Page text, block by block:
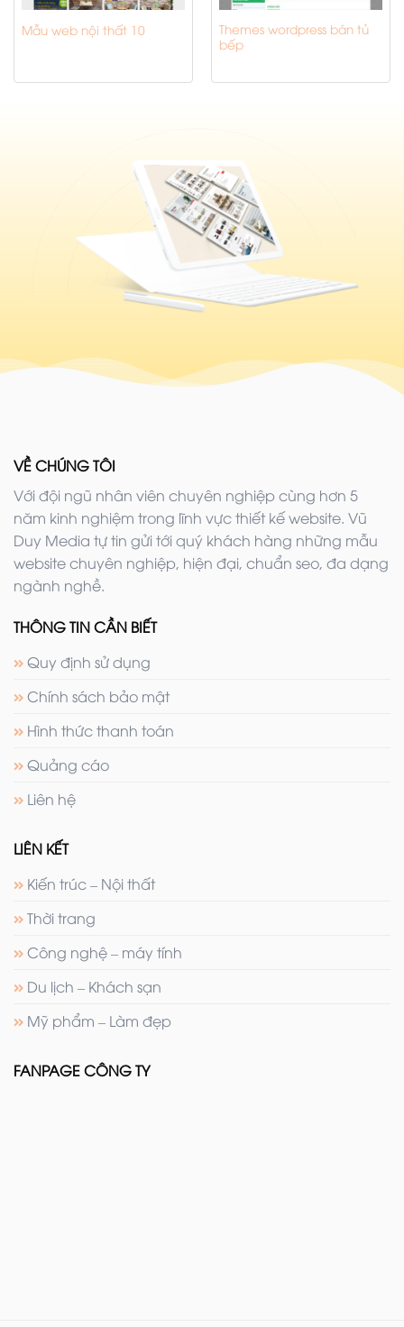
Mẫu web nội thất 10
Themes wordpress bán tủ
bếp
VỀ CHÚNG TÔI
Với đội ngũ nhân viên chuyên nghiệp cùng hơn 5
năm kinh nghiệm trong lĩnh vực thiết kế website. Vũ
Duy Media tự tin gửi tới quý khách hàng những mẫu
website chuyên nghiệp, hiện đại, chuẩn seo, đa dạng
ngành nghề.
THÔNG TIN CẦN BIẾT
Quy định sử dụng
Chính sách bảo mật
Hình thức thanh toán
Quảng cáo
Liên hệ
LIÊN KẾT
Kiến trúc – Nội thất
Thời trang
Công nghệ – máy tính
Du lịch – Khách sạn
Mỹ phẩm – Làm đẹp
FANPAGE CÔNG TY